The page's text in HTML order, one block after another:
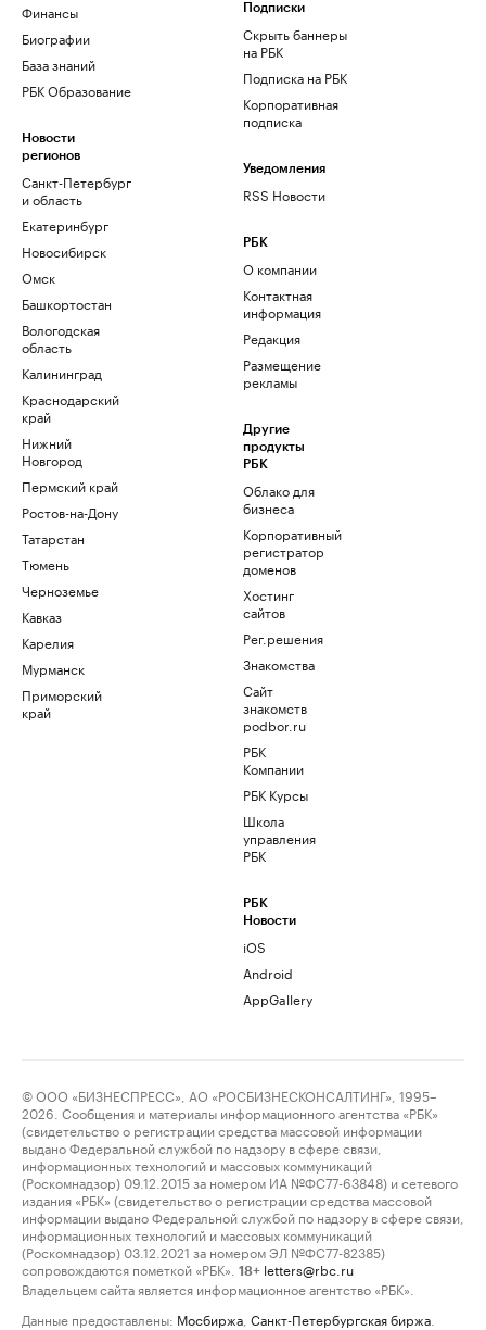
Финансы
Биографии
База знаний
РБК Образование
Новости
регионов
Санкт-Петербург
и область
Екатеринбург
Новосибирск
Омск
Башкортостан
Вологодская
область
Калининград
Краснодарский
край
Нижний
Новгород
Пермский край
Ростов-на-Дону
Татарстан
Тюмень
Черноземье
Кавказ
Карелия
Мурманск
Приморский
край
Подписки
Скрыть баннеры
на РБК
Подписка на РБК
Корпоративная
подписка
Уведомления
RSS Новости
РБК
О компании
Контактная
информация
Редакция
Размещение
рекламы
Другие
продукты
РБК
Облако для
бизнеса
Корпоративный
регистратор
доменов
Хостинг
сайтов
Рег.решения
Знакомства
Сайт
знакомств
podbor.ru
РБК
Компании
РБК Курсы
Школа
управления
РБК
РБК
Новости
iOS
Android
AppGallery
© ООО «БИЗНЕСПРЕСС», АО «РОСБИЗНЕСКОНСАЛТИНГ», 1995–
2026. Сообщения и материалы информационного агентства «РБК»
(свидетельство о регистрации средства массовой информации
выдано Федеральной службой по надзору в сфере связи,
информационных технологий и массовых коммуникаций
(Роскомнадзор) 09.12.2015 за номером ИА №ФС77-63848) и сетевого
издания «РБК» (свидетельство о регистрации средства массовой
информации выдано Федеральной службой по надзору в сфере связи,
информационных технологий и массовых коммуникаций
(Роскомнадзор) 03.12.2021 за номером ЭЛ №ФС77-82385)
сопровождаются пометкой «РБК».
18+ letters@rbc.ru
Владельцем сайта является информационное агентство «РБК».
Данные предоставлены: Мосбиржа Санкт-Петербургская биржа